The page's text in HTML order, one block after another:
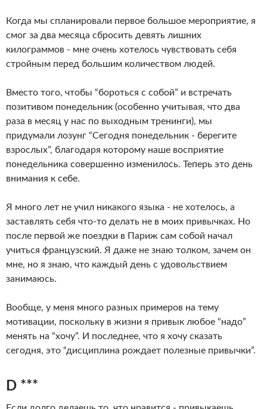
Когда мы спланировали первое большое мероприятие, я
смог за два месяца сбросить девять лишних
килограммов - мне очень хотелось чувствовать себя
стройным перед большим количеством людей.
Вместо того, чтобы “бороться с собой” и встречать
позитивом понедельник (особенно учитывая, что два
раза в месяц у нас по выходным тренинги), мы
придумали лозунг “Сегодня понедельник - берегите
взрослых”, благодаря которому наше восприятие
понедельника совершенно изменилось. Теперь это день
внимания к себе.
Я много лет не учил никакого языка - не хотелось, а
заставлять себя что-то делать не в моих привычках. Но
после первой же поездки в Париж сам собой начал
учиться французский. Я даже не знаю толком, зачем он
мне, но я знаю, что каждый день с удовольствием
занимаюсь.
Вообще, у меня много разных примеров на тему
мотивации, поскольку в жизни я привык любое “надо”
менять на “хочу”. И последнее, что я хочу сказать
сегодня, это “дисциплина рождает полезные привычки”.
D ***